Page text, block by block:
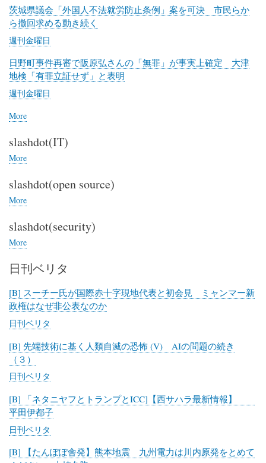
茨城県議会「外国人不法就労防止条例」案を可決 市民らか
ら撤回求める動き続く
週刊金曜日
日野町事件再審で阪原弘さんの「無罪」が事実上確定 大津
地検「有罪立証せず」と表明
週刊金曜日
More
週
日
slashdot(IT)
More
slashdot(IT)
slashdot(open source)
More
slashdot(open
slashdot(security)
More
slashdot(security)
日刊ベリタ
[B] スーチー氏が国際赤十字現地代表と初会見 ミャンマー新
政権はなぜ非公表なのか
日刊ベリタ
[B] 先端技術に基く人類自滅の恐怖 (V) AIの問題の続き
（３）
日刊ベリタ
[B] 「ネタニヤフとトランプとICC]【西サハラ最新情報】
平田伊都子
日刊ベリタ
[B] 【たんぽぽ舎発】熊本地震 九州電力は川内原発をとめて